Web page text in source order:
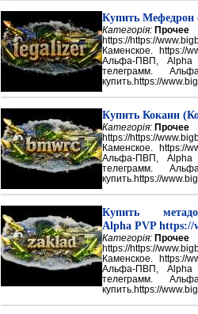
Купить
Категорія: Прочее
https://https://
Каменское. https://
Альфа-ПВП, Alpha
телеграмм.
купить.https://
Купить Кокаин
Категорія: Прочее
https://https://
Каменское. https://
Альфа-ПВП, Alpha
телеграмм.
купить.https://
Купить
Alpha PVP https://
Категорія: Прочее
https://https://
Каменское. https://
Альфа-ПВП, Alpha
телеграмм.
купить.https://